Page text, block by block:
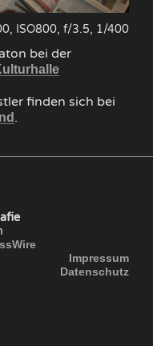
ISO800, f/3.5, 1/400
bei der
finden sich bei
.
Impressum
Datenschutz